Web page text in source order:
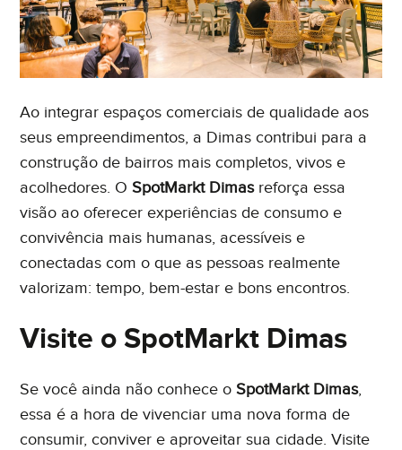
Ao integrar espaços comerciais de qualidade aos
seus empreendimentos, a Dimas contribui para a
construção de bairros mais completos, vivos e
acolhedores. OSpotMarkt Dimasreforça essa
visão ao oferecer experiências de consumo e
convivência mais humanas, acessíveis e
conectadas com o que as pessoas realmente
valorizam: tempo, bem-estar e bons encontros.
Visite o SpotMarkt Dimas
Se você ainda não conhece oSpotMarkt Dimas,
essa é a hora de vivenciar uma nova forma de
consumir, conviver e aproveitar sua cidade. Visite